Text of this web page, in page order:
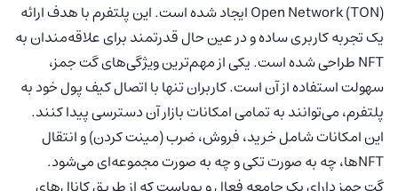
Open Network (TON) ایجاد شده است. این پلتفرم با هدف ارائه
یک تجربه کاربری ساده و در عین حال قدرتمند برای علاقه‌مندان به
NFT طراحی شده است. یکی از مهم‌ترین ویژگی‌های گت جمز،
سهولت استفاده از آن است. کاربران تنها با اتصال کیف پول خود به
پلتفرم، می‌توانند به تمامی امکانات بازار آن دسترسی پیدا کنند.
این امکانات شامل خرید، فروش، ضرب (مینت کردن) و انتقال
NFTها، چه به صورت تکی و چه به صورت مجموعه‌ای می‌شود.